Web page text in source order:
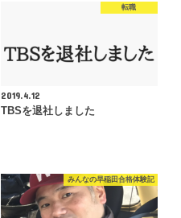
転職
2019.4.12
TBSを退社しました
みんなの早稲田合格体験記